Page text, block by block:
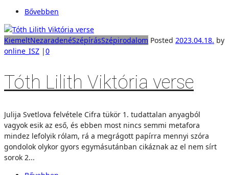
Bővebben
KiemeltNezaradenéSzépírásSzépirodalom Posted 2023.04.18. by
online_ISZ |0
Tóth Lilith Viktória verse
Julija Svetlova felvétele Cifra tükör 1. tudattalan anyagból
vagyok esik az eső, és ebben most nincs semmi metafora
mindez lefolyik rólam, rá a megrágott papírra mennyi szóra
gondolok olykor gyors egymásutánban cikáznak az el nem sírt
sorok 2...